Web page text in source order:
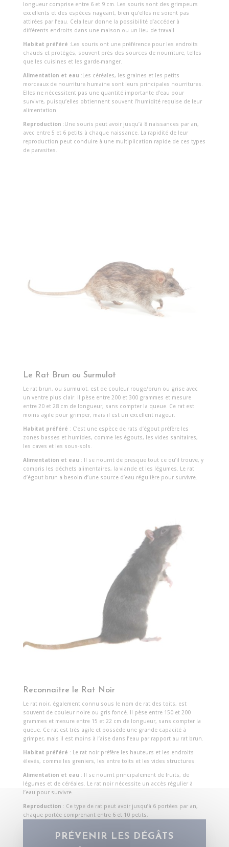
longueur comprise entre 6 et 9 cm. Les souris sont des grimpeurs
excellents et des espèces nageant, bien qu’elles ne soient pas
attirées par l’eau. Cela leur donne la possibilité d’accéder à
différents endroits dans une maison ou un lieu de travail.
Habitat préféré :Les souris ont une préférence pour les endroits
chauds et protégés, souvent près des sources de nourriture, telles
que les cuisines et les garde-manger.
Alimentation et eau :Les céréales, les graines et les petits
morceaux de nourriture humaine sont leurs principales nourritures.
Elles ne nécessitent pas une quantité importante d’eau pour
survivre, puisqu’elles obtiennent souvent l’humidité requise de leur
alimentation.
Reproduction :Une souris peut avoir jusqu’à 8 naissances par an,
avec entre 5 et 6 petits à chaque naissance. La rapidité de leur
reproduction peut conduire à une multiplication rapide de ces types
de parasites.
Le Rat Brun ou Surmulot
Le rat brun, ou surmulot, est de couleur rouge/brun ou grise avec
un ventre plus clair. Il pèse entre 200 et 300 grammes et mesure
entre 20 et 28 cm de longueur, sans compter la queue. Ce rat est
moins agile pour grimper, mais il est un excellent nageur.
Habitat préféré : C’est une espèce de rats d’égout préfère les
zones basses et humides, comme les égouts, les vides sanitaires,
les caves et les sous-sols.
Alimentation et eau : Il se nourrit de presque tout ce qu’il trouve, y
compris les déchets alimentaires, la viande et les légumes. Le rat
d’égout brun a besoin d’une source d’eau régulière pour survivre.
Reconnaitre le Rat Noir
Le rat noir, également connu sous le nom de rat des toits, est
souvent de couleur noire ou gris foncé. Il pèse entre 150 et 200
grammes et mesure entre 15 et 22 cm de longueur, sans compter la
queue. Ce rat est très agile et possède une grande capacité à
grimper, mais il est moins à l’aise dans l’eau par rapport au rat brun.
Habitat préféré : Le rat noir préfère les hauteurs et les endroits
élevés, comme les greniers, les entre toits et les vides structures.
Alimentation et eau : Il se nourrit principalement de fruits, de
légumes et de céréales. Le rat noir nécessite un accès régulier à
l’eau pour survivre.
Reproduction : Ce type de rat peut avoir jusqu’à 6 portées par an,
chaque portée comprenant entre 6 et 10 petits.
PRÉVENIR LES DÉGÂTS